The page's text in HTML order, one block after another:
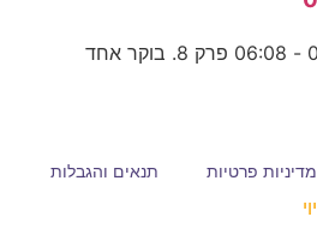
מדיניות פרטיות תנאים והגבלות